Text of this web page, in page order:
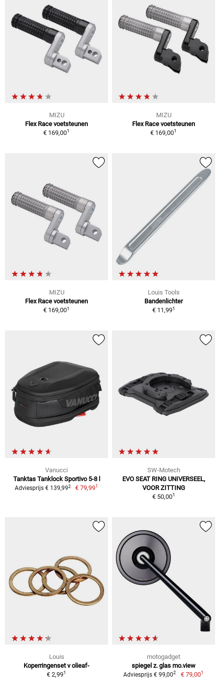
MIZU
Flex Race voetsteunen
€ 169,001
MIZU
Flex Race voetsteunen
€ 169,001
MIZU
Flex Race voetsteunen
€ 169,001
Louis Tools
Bandenlichter
€ 11,991
Vanucci
Tanktas Tanklock Sportivo 5-8 l
Adviesprijs € 139,992 € 79,991
SW-Motech
EVO SEAT RING UNIVERSEEL,
VOOR ZITTING
€ 50,001
Louis
Koperringenset v olieaf-
€ 2,991
motogadget
spiegel z. glas mo.view
Adviesprijs € 99,002 € 79,001